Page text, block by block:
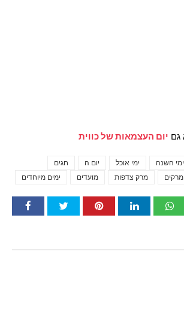
יום העצמאות של כווית
חגים יום ה ימי אוכל ימי השנה
ימים מיוחדים
מועדים מרק צדפות מרקים